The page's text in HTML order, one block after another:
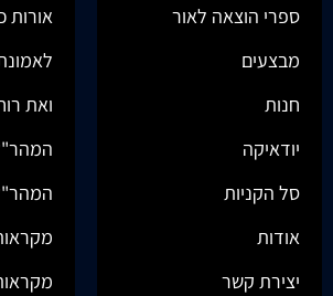
ספרי הוצאה לאור
מבצעים
חנות
יודאיקה
סל הקניות
אודות
יצירת קשר
אורות
ואת